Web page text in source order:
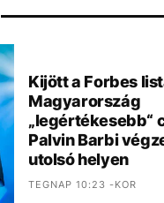
Kijött a Forbes
Magyarország
„legértékesebb“
Palvin Barbi
utolsó helyen
TEGNAP 10:23 -KOR